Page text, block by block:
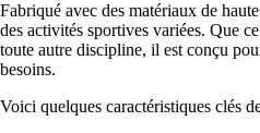
Fabriqué avec des matériaux de
des activités sportives variées. Que
toute autre discipline, il est conçu
besoins.
Voici quelques caractéristiques clés